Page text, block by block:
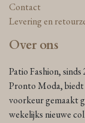
Contact
Levering en
Over ons
Patio Fashion,
Pronto Moda,
voorkeur gemaakt
wekelijks nieuwe